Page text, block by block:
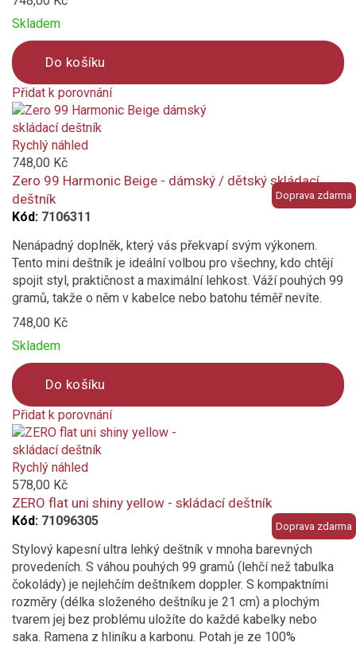
Skladem
Do košíku
Přidat k porovnání
Product
is
added
to
compare
Doprava zdarma
Rychlý náhled
748,00 Kč
Zero 99 Harmonic Beige - dámský / dětský skládací
deštník
Kód: 7106311
Nenápadný doplněk, který vás překvapí svým výkonem.
Tento mini deštník je ideální volbou pro všechny, kdo chtějí
spojit styl, praktičnost a maximální lehkost. Váží pouhých 99
gramů, takže o něm v kabelce nebo batohu téměř nevíte.
748,00 Kč
Skladem
Do košíku
Přidat k porovnání
Product
is
added
to
compare
Doprava zdarma
Rychlý náhled
578,00 Kč
ZERO flat uni shiny yellow - skládací deštník
Kód: 71096305
Stylový kapesní ultra lehký deštník v mnoha barevných
provedeních. S váhou pouhých 99 gramů (lehčí než tabulka
čokolády) je nejlehčím deštníkem doppler. S kompaktními
rozměry (délka složeného deštníku je 21 cm) a plochým
tvarem jej bez problému uložíte do každé kabelky nebo
saka. Ramena z hliníku a karbonu. Potah je ze 100%